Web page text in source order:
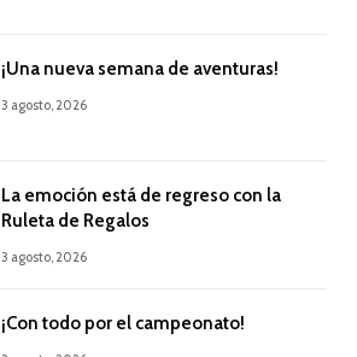
¡Una nueva semana de aventuras!
3 agosto, 2026
La emoción está de regreso con la
Ruleta de Regalos
3 agosto, 2026
¡Con todo por el campeonato!